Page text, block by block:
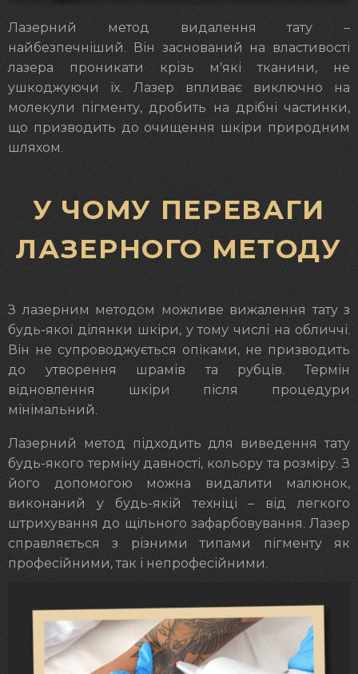
Лазерний метод видалення тату –
найбезпечніший. Він заснований на властивості
лазера проникати крізь м’які тканини, не
ушкоджуючи їх. Лазер впливає виключно на
молекули пігменту, дробить на дрібні частинки,
що призводить до очищення шкіри природним
шляхом.
У ЧОМУ ПЕРЕВАГИ
ЛАЗЕРНОГО МЕТОДУ
З лазерним методом можливе вижалення тату з
будь-якої ділянки шкіри, у тому числі на обличчі.
Він не супроводжується опіками, не призводить
до утворення шрамів та рубців. Термін
відновлення шкіри після процедури
мінімальний.
Лазерний метод підходить для виведення тату
будь-якого терміну давності, кольору та розміру. З
його допомогою можна видалити малюнок,
виконаний у будь-якій техніці – від легкого
штрихування до щільного зафарбовування. Лазер
справляється з різними типами пігменту як
професійними, так і непрофесійними.